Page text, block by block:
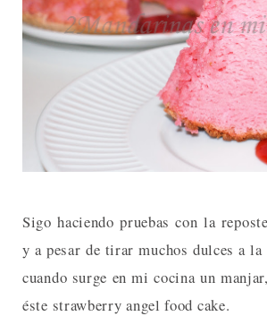
Sigo haciendo pruebas con la
y a pesar de tirar muchos dulces a la
cuando surge en mi cocina un
éste strawberry angel food cake.